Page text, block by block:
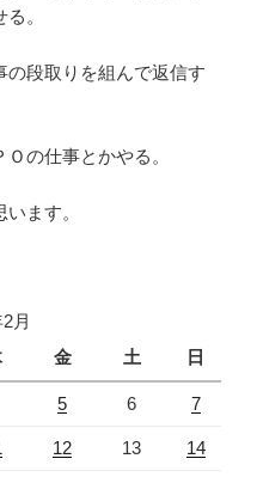
。
の段取りを組んで返信す
の仕事とかやる。
ます。
月
金 土 日
5 6 7
12 13 14